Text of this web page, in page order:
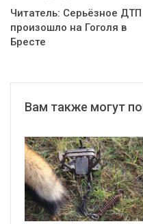
Читатель: Серьёзное ДТП
произошло на Гоголя в
Бресте
Вам также могут